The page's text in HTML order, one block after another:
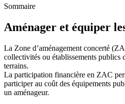
Sommaire
Aménager et équiper
La Zone d’aménagement concerté
collectivités ou établissements publics
terrains.
La participation financière en ZAC
participer au coût des équipements
un aménageur.